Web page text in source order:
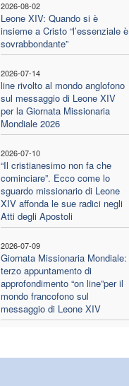
2026-08-02
Leone XIV: Quando si è
insieme a Cristo “l’essenziale è
sovrabbondante”
2026-07-14
line rivolto al mondo anglofono
sul messaggio di Leone XIV
per la Giornata Missionaria
Mondiale 2026
2026-07-10
“Il cristianesimo non fa che
cominciare”. Ecco come lo
sguardo missionario di Leone
XIV affonda le sue radici negli
Atti degli Apostoli
2026-07-09
Giornata Missionaria Mondiale:
terzo appuntamento di
approfondimento “on line”per il
mondo francofono sul
messaggio di Leone XIV